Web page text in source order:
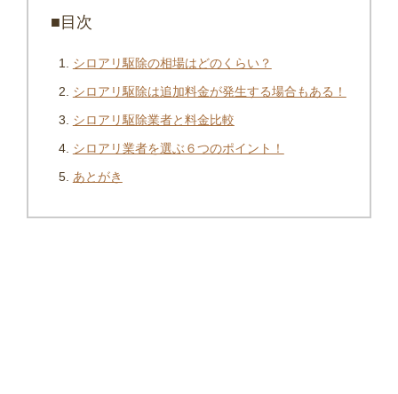
■目次
シロアリ駆除の相場はどのくらい？
シロアリ駆除は追加料金が発生する場合もある！
シロアリ駆除業者と料金比較
シロアリ業者を選ぶ６つのポイント！
あとがき